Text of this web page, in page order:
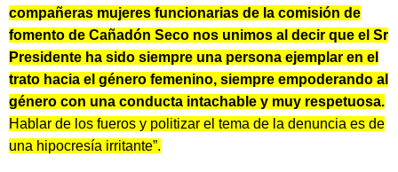
compañeras mujeres funcionarias de la comisión de
fomento de Cañadón Seco nos unimos al decir que el Sr
Presidente ha sido siempre una persona ejemplar en el
trato hacia el género femenino, siempre empoderando al
género con una conducta intachable y muy respetuosa.
Hablar de los fueros y politizar el tema de la denuncia es de
una hipocresía irritante”.